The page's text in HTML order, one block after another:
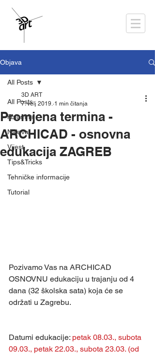
Objava
All Posts
Kolumna
Najava
Vijest
Tips&Tricks
Tehničke informacije
Tutorial
All Posts
Promjena termina -
ARCHICAD - osnovna
edukacija ZAGREB
3D ART
7. velj 2019. 1 min čitanja
Pozivamo Vas na ARCHICAD
OSNOVNU edukaciju u trajanju od 4
dana (32 školska sata) koja će se
održati u Zagrebu.
Datumi edukacije: petak 08.03., subota
09.03., petak 22.03., subota 23.03. (od